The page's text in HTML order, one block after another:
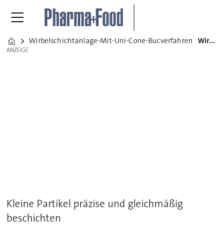
Home
Wirbelschichtanlage-Mit-Uni-Cone-Bucverfahren Wirbelschichtanlage mit Uni Cone BUC-Verfahren
ANZEIGE
ANZEIGE
Kleine Partikel präzise und gleichmäßig
beschichten